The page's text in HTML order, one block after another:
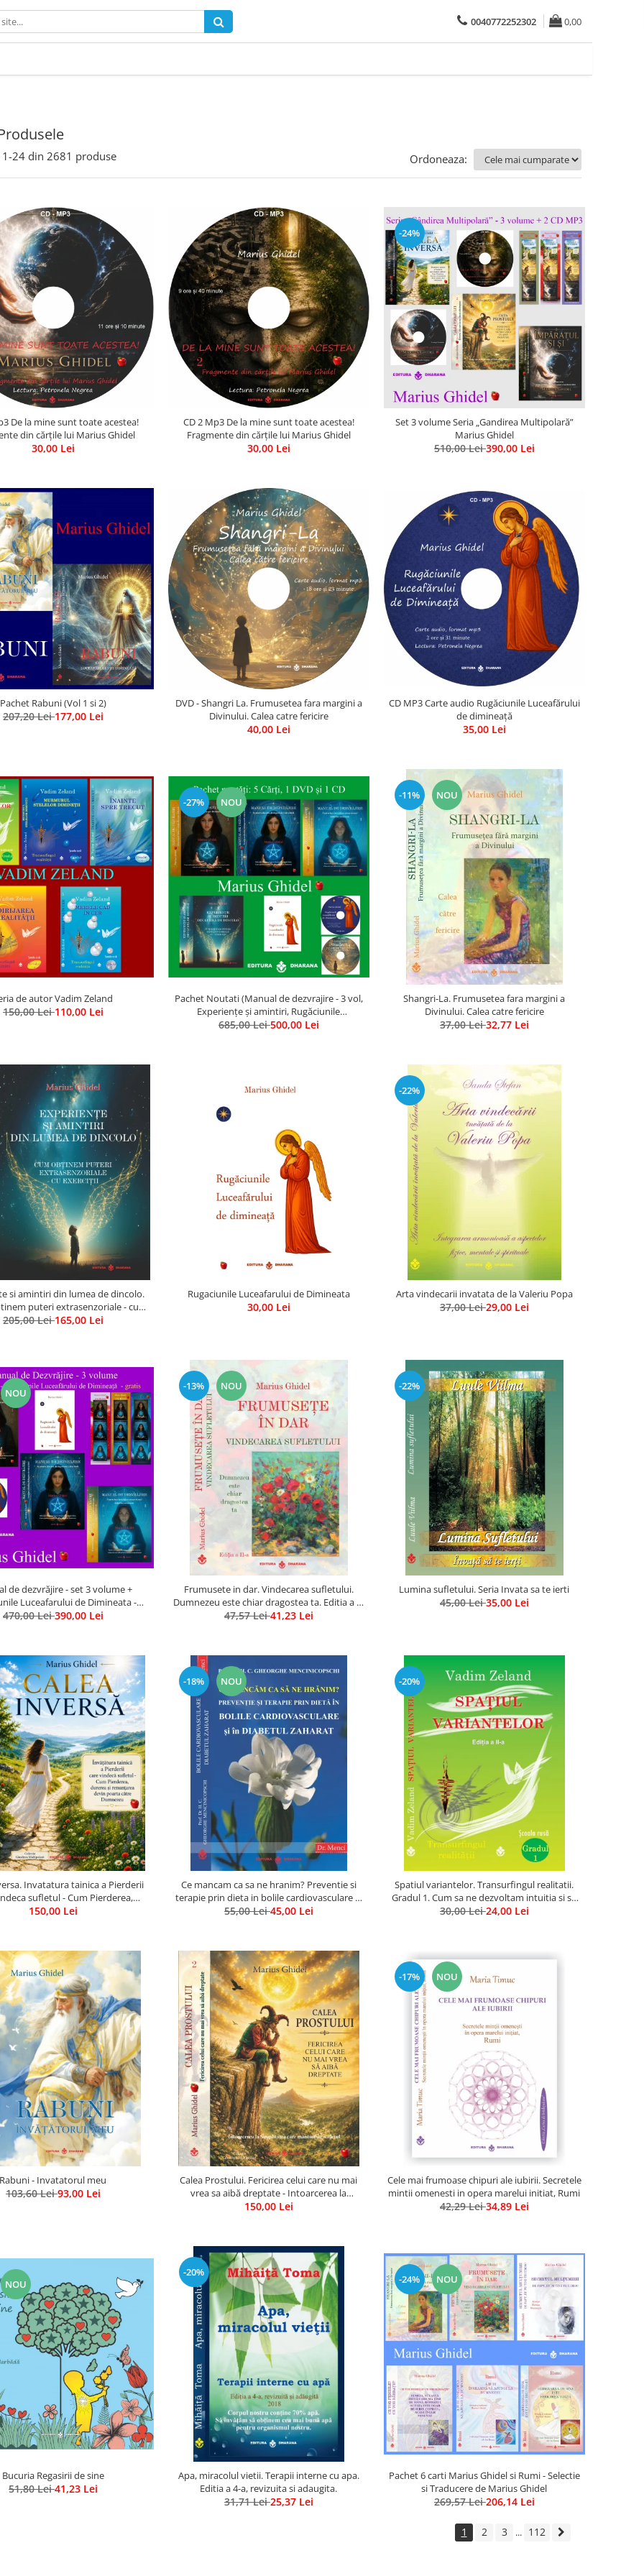
0040772252302 0,00
1-24 din 2681 produse Ordoneaza:
De la mine sunt toate acestea!
din cărțile lui Marius Ghidel
30,00 Lei
CD 2 Mp3 De la mine sunt toate acestea!
Fragmente din cărțile lui Marius Ghidel
30,00 Lei
-24%
Set 3 volume Seria „Gandirea Multipolară”
Marius Ghidel
510,00 Lei390,00 Lei
Pachet Rabuni (Vol 1 si 2)
207,20 Lei177,00 Lei
DVD - Shangri La. Frumusetea fara margini a
Divinului. Calea catre fericire
40,00 Lei
CD MP3 Carte audio Rugăciunile Luceafărului
de dimineață
35,00 Lei
de autor Vadim Zeland
150,00 Lei110,00 Lei
-27% NOU
Pachet Noutati (Manual de dezvrajire - 3 vol,
Experiențe și amintiri, Rugăciunile
Luceafarului de dimineata) - Marius Ghidel
685,00 Lei500,00 Lei
-11% NOU
Shangri-La. Frumusetea fara margini a
Divinului. Calea catre fericire
37,00 Lei32,77 Lei
si amintiri din lumea de dincolo.
puteri extrasenzoriale - cu
exercitii
205,00 Lei165,00 Lei
Rugaciunile Luceafarului de Dimineata
30,00 Lei
-22%
Arta vindecarii invatata de la Valeriu Popa
37,00 Lei29,00 Lei
NOU
de dezvrăjire - set 3 volume +
Luceafarului de Dimineata -
Gratuit)
470,00 Lei390,00 Lei
-13% NOU
Frumusete in dar. Vindecarea sufletului.
Dumnezeu este chiar dragostea ta. Editia a 2-
a
47,57 Lei41,23 Lei
-22%
Lumina sufletului. Seria Invata sa te ierti
45,00 Lei35,00 Lei
Invatatura tainica a Pierderii
sufletul - Cum Pierderea,
renuntarea devin poarta catre
150,00 Lei
-18% NOU
Ce mancam ca sa ne hranim? Preventie si
terapie prin dieta in bolile cardiovasculare si
in diabetul zaharat
55,00 Lei45,00 Lei
-20%
Spatiul variantelor. Transurfingul realitatii.
Gradul 1. Cum sa ne dezvoltam intuitia si sa
ne alegem soarta
30,00 Lei24,00 Lei
Rabuni - Invatatorul meu
103,60 Lei93,00 Lei
Calea Prostului. Fericirea celui care nu mai
vrea sa aibă dreptate - Intoarcerea la
Simplitatea care mantuieste sufletul
150,00 Lei
-17% NOU
Cele mai frumoase chipuri ale iubirii. Secretele
mintii omenesti in opera marelui initiat, Rumi
42,29 Lei34,89 Lei
NOU
Bucuria Regasirii de sine
51,80 Lei41,23 Lei
-20%
Apa, miracolul vietii. Terapii interne cu apa.
Editia a 4-a, revizuita si adaugita.
31,71 Lei25,37 Lei
-24% NOU
Pachet 6 carti Marius Ghidel si Rumi - Selectie
si Traducere de Marius Ghidel
269,57 Lei206,14 Lei
1 2 3 ... 112